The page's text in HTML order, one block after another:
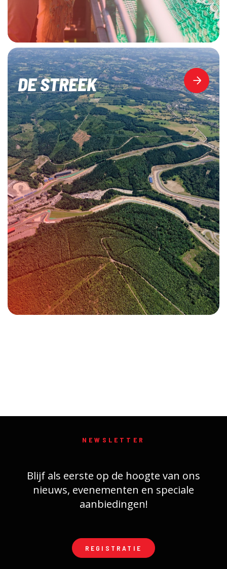
DE STREEK
NEWSLETTER
Blijf als eerste op de hoogte van ons
nieuws, evenementen en speciale
aanbiedingen!
REGISTRATIE